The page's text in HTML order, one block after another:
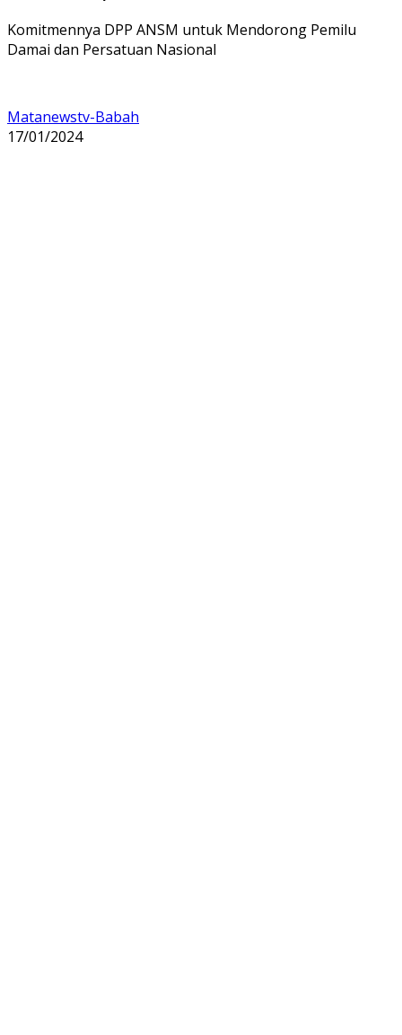
Komitmennya DPP ANSM untuk Mendorong Pemilu
Damai dan Persatuan Nasional
Matanewstv-Babah
17/01/2024